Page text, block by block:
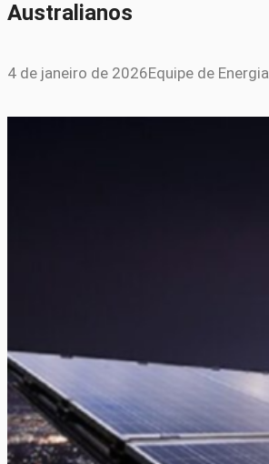
Australianos
4 de janeiro de 2026Equipe de Energia